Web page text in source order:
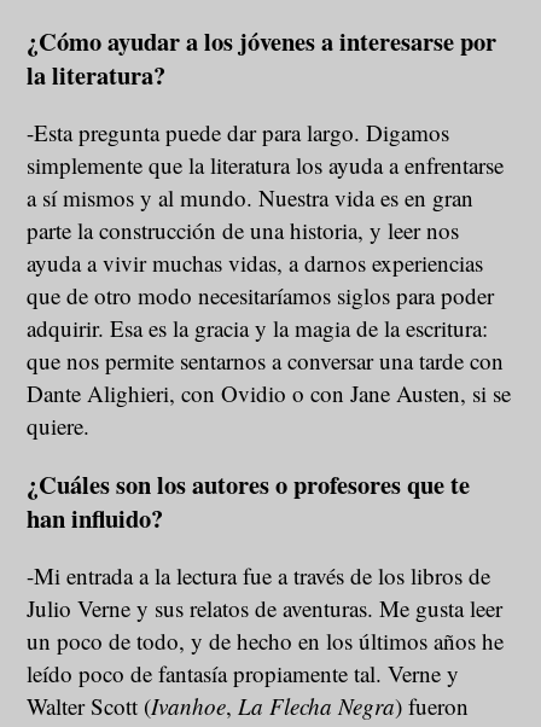
¿Cómo ayudar a los jóvenes a interesarse por
la literatura?
-Esta pregunta puede dar para largo. Digamos
simplemente que la literatura los ayuda a enfrentarse
a sí mismos y al mundo. Nuestra vida es en gran
parte la construcción de una historia, y leer nos
ayuda a vivir muchas vidas, a darnos experiencias
que de otro modo necesitaríamos siglos para poder
adquirir. Esa es la gracia y la magia de la escritura:
que nos permite sentarnos a conversar una tarde con
Dante Alighieri, con Ovidio o con Jane Austen, si se
quiere.
¿Cuáles son los autores o profesores que te
han influido?
-Mi entrada a la lectura fue a través de los libros de
Julio Verne y sus relatos de aventuras. Me gusta leer
un poco de todo, y de hecho en los últimos años he
leído poco de fantasía propiamente tal. Verne y
Walter Scott (Ivanhoe, La Flecha Negra) fueron